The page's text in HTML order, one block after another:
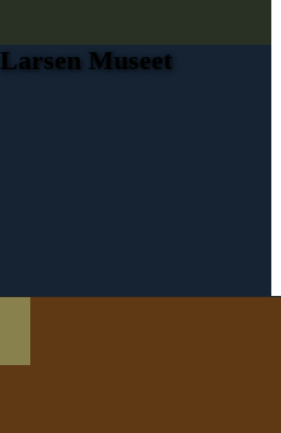
Museet
Museet